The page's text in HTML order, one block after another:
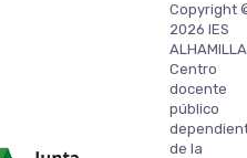
Copyright
2026 IES
Centro
docente
público
de la